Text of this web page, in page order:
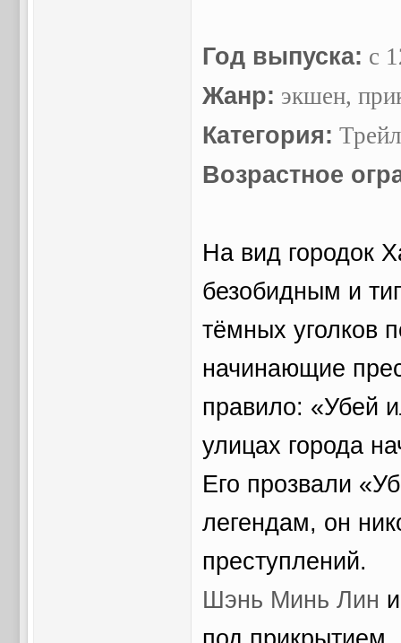
Год выпуска: c
Жанр: экшен,
Категория:
Возрастное
На вид городок
безобидным и
тёмных уголков
начинающие
правило: «Убей
улицах города
Его прозвали
легендам, он
преступлений.
Шэнь Минь Лин